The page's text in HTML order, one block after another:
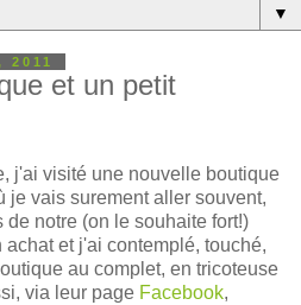
▼
et un petit
j'ai visité une nouvelle boutique
je vais surement aller souvent,
notre (on le souhaite fort!)
et j'ai contemplé, touché,
au complet, en tricoteuse
via leur page Facebook,